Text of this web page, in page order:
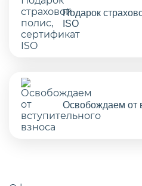
Подарок
ISO
Освобождаем от